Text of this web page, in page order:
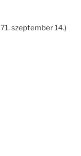
szeptember 14.)